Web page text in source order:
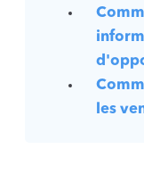
les